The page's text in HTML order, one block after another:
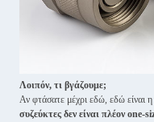
Λοιπόν, τι βγάζουμε;
Αν φτάσατε μέχρι εδώ, εδώ είναι
συζεύκτες δεν είναι πλέον one-